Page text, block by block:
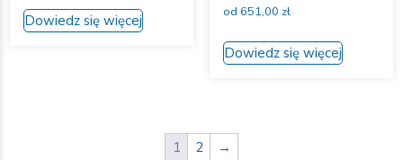
Dowiedz się więcejprodukt
można
od 651,00 zł
Dowiedz się więcej
Ten
produkt
1 2 →